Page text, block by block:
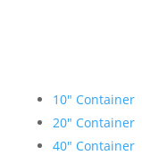
10″ Container
20″ Container
40″ Container